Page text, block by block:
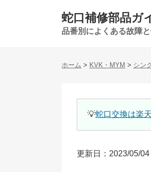
蛇口補修部品ガ
品番別によくある故障
ホーム > KVK・MYM > シン
💡蛇口交換は楽
更新日：2023/05/04